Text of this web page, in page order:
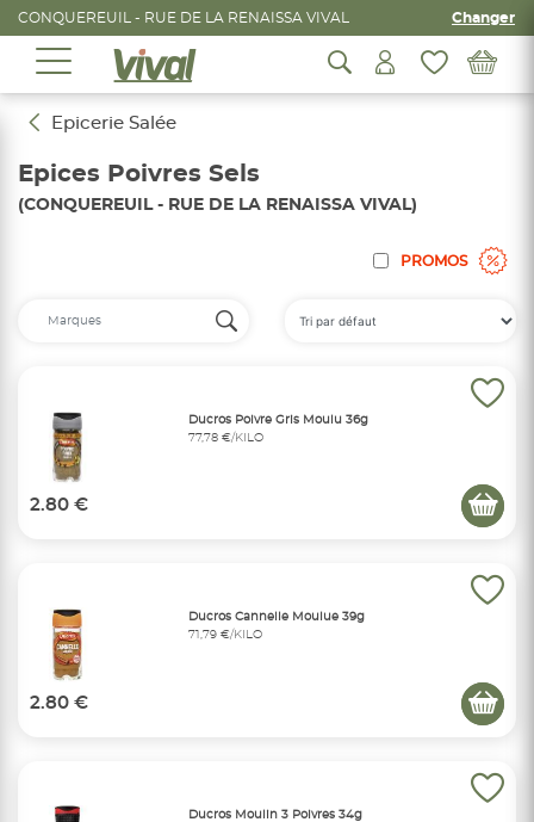
CONQUEREUIL - RUE DE LA RENAISSA VIVAL Changer
Epicerie Salée
Epices Poivres Sels
(CONQUEREUIL - RUE DE LA RENAISSA VIVAL)
PROMOS
Ducros Poivre Gris Moulu 36g
77,78 €/KILO
2.80 €
Ducros Cannelle Moulue 39g
71,79 €/KILO
2.80 €
Ducros Moulin 3 Poivres 34g